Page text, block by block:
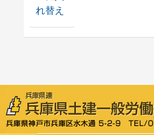
れ替え